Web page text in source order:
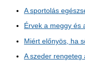
A sportolás
Érvek a meggy és
Miért előnyös, ha
A szeder rengeteg